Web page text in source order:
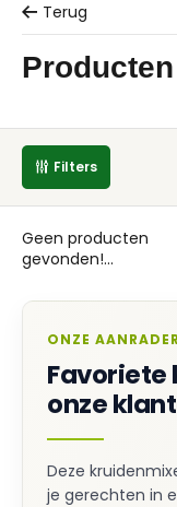
Terug
Filters
Geen producten
gevonden!...
ONZE
Favoriete
onze
Deze
je gerechten in